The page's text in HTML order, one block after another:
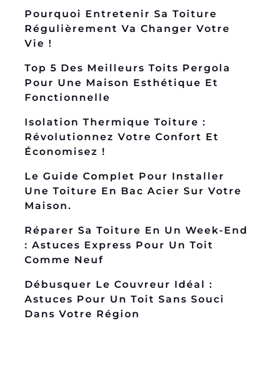
Pourquoi Entretenir Sa Toiture
Régulièrement Va Changer Votre
Vie !
Top 5 Des Meilleurs Toits Pergola
Pour Une Maison Esthétique Et
Fonctionnelle
Isolation Thermique Toiture :
Révolutionnez Votre Confort Et
Économisez !
Le Guide Complet Pour Installer
Une Toiture En Bac Acier Sur Votre
Maison.
Réparer Sa Toiture En Un Week-End
: Astuces Express Pour Un Toit
Comme Neuf
Débusquer Le Couvreur Idéal :
Astuces Pour Un Toit Sans Souci
Dans Votre Région